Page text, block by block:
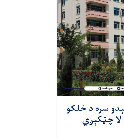
سره د خلکو
لا چټکېږي